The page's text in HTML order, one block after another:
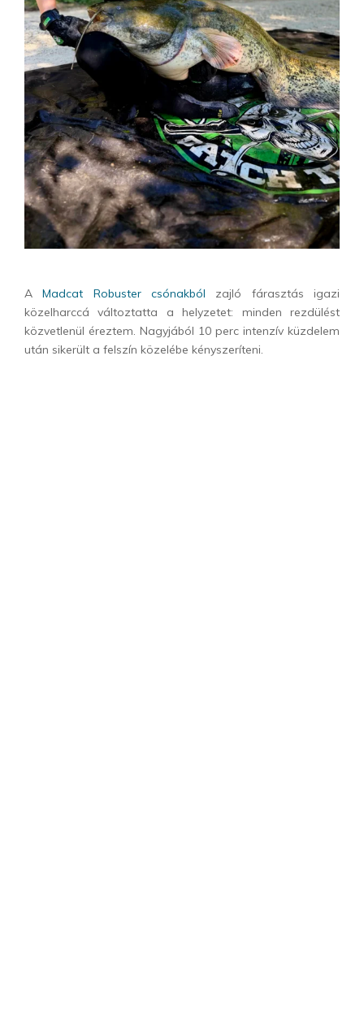
AMadcat Robuster csónakból zajló fárasztás igazi
közelharccá változtatta a helyzetet: minden rezdülést
közvetlenül éreztem. Nagyjából 10 perc intenzív küzdelem
után sikerült a felszín közelébe kényszeríteni.